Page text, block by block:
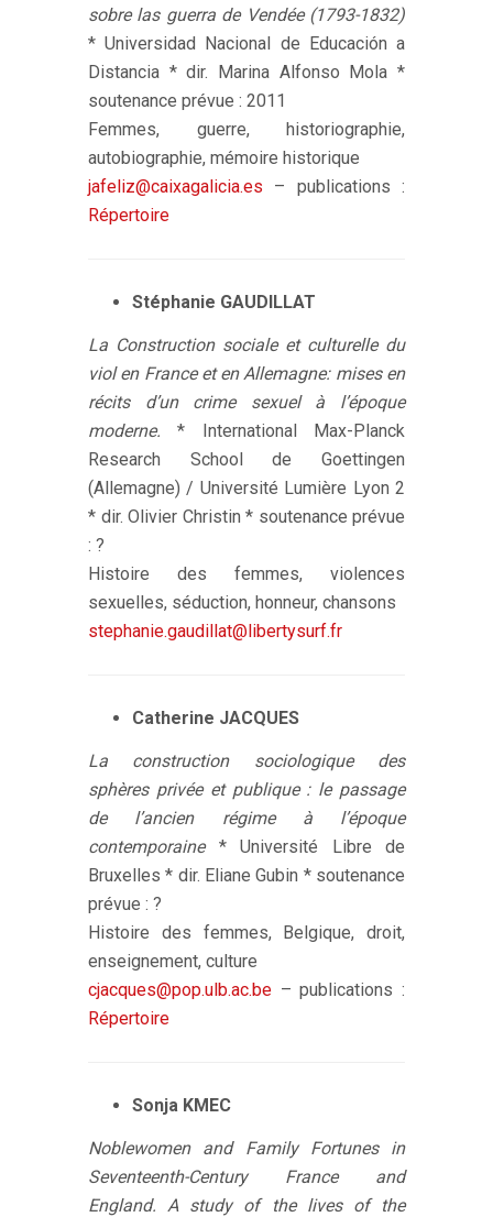
sobre las guerra de Vendée (1793-1832)
* Universidad Nacional de Educación a
Distancia * dir. Marina Alfonso Mola *
soutenance prévue : 2011
Femmes, guerre, historiographie,
autobiographie, mémoire historique
jafeliz@caixagalicia.es – publications :
Répertoire
Stéphanie GAUDILLAT
La Construction sociale et culturelle du
viol en France et en Allemagne: mises en
récits d’un crime sexuel à l’époque
moderne.* International Max-Planck
Research School de Goettingen
(Allemagne) / Université Lumière Lyon 2
* dir. Olivier Christin * soutenance prévue
: ?
Histoire des femmes, violences
sexuelles, séduction, honneur, chansons
stephanie.gaudillat@libertysurf.fr
Catherine JACQUES
La construction sociologique des
sphères privée et publique : le passage
de l’ancien régime à l’époque
contemporaine * Université Libre de
Bruxelles * dir. Eliane Gubin * soutenance
prévue : ?
Histoire des femmes, Belgique, droit,
enseignement, culture
cjacques@pop.ulb.ac.be – publications :
Répertoire
Sonja KMEC
Noblewomen and Family Fortunes in
Seventeenth-Century France and
England. A study of the lives of the